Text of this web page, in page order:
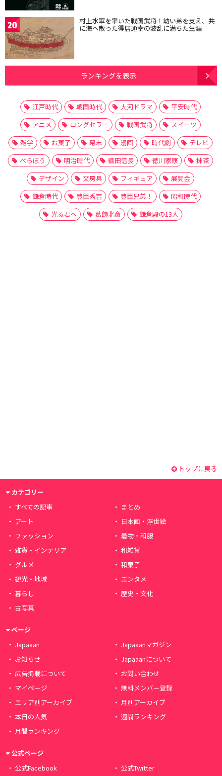
20 村上水軍を率いた戦国武将！幼い弟を支え、共
に海へ散った得居通幸の波乱に満ちた生涯
ランキングを表示
江戸時代 戦国時代 大河ドラマ
平安時代
アニメ
ロングセラー 戦国武将
スイーツ
雑学
お菓子 幕末 漫画 時代劇
テレビ
べらぼう
明治時代 織田信長 徳川家康
抹茶
デザイン
文房具 フィギュア
展覧会
鎌倉時代
豊臣秀吉 豊臣兄弟！
昭和時代
光る君へ
葛飾北斎 鎌倉殿の13人
トップに戻る
カテゴリー
すべての記事
まとめ
アート
日本画・浮世絵
ファッション
着物・和服
雑貨・インテリア
和雑貨
グルメ
和菓子
観光・地域
エンタメ
暮らし
歴史・文化
古写真
ページ
Japaaan
Japaaanマガジン
お知らせ
Japaaanについて
広告掲載について
お問い合わせ
マイページ
無料メンバー登録
エリア別アーカイブ
月別アーカイブ
本日の人気
週間ランキング
月間ランキング
公式ページ
公式Facebook
公式Twitter